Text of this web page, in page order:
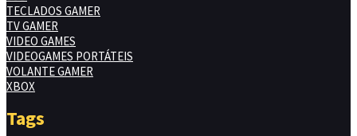
TECLADOS GAMER
TV GAMER
VIDEO GAMES
VIDEOGAMES PORTÁTEIS
VOLANTE GAMER
XBOX
Tags